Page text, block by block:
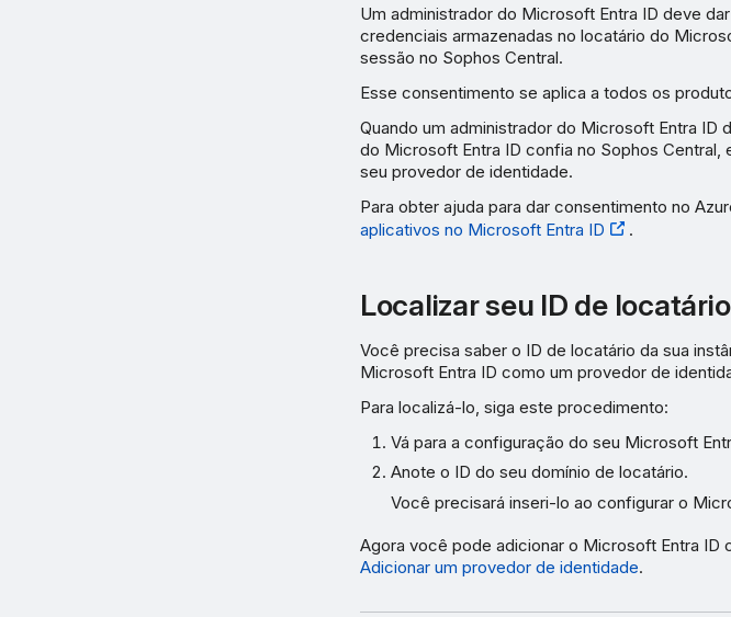
Um administrador do Microsoft Entra ID deve
credenciais armazenadas no locatário do
sessão no Sophos Central.
Esse consentimento se aplica a todos os
Quando um administrador do Microsoft Entra
do Microsoft Entra ID confia no Sophos
seu provedor de identidade.
Para obter ajuda para dar consentimento no
aplicativos no Microsoft Entra ID
.
Localizar seu ID de locatário
Você precisa saber o ID de locatário da sua
Microsoft Entra ID como um provedor de
Para localizá-lo, siga este procedimento:
Vá para a configuração do seu Microsoft
Anote o ID do seu domínio de locatário.
Você precisará inseri-lo ao configurar o
Agora você pode adicionar o Microsoft Entra ID
Adicionar um provedor de identidade.